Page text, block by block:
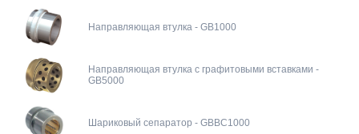
Направляющая втулка - GB1000
Направляющая втулка с графитовыми вставками -
GB5000
Шариковый сепаратор - GBBC1000